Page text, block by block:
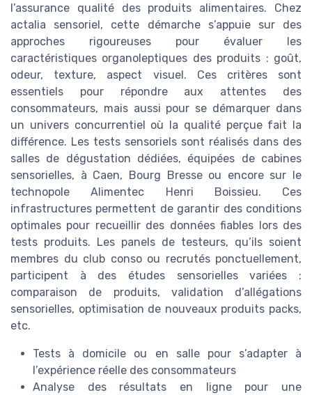
l’assurance qualité des produits alimentaires. Chez
actalia sensoriel, cette démarche s’appuie sur des
approches rigoureuses pour évaluer les
caractéristiques organoleptiques des produits : goût,
odeur, texture, aspect visuel. Ces critères sont
essentiels pour répondre aux attentes des
consommateurs, mais aussi pour se démarquer dans
un univers concurrentiel où la qualité perçue fait la
différence. Les tests sensoriels sont réalisés dans des
salles de dégustation dédiées, équipées de cabines
sensorielles, à Caen, Bourg Bresse ou encore sur le
technopole Alimentec Henri Boissieu. Ces
infrastructures permettent de garantir des conditions
optimales pour recueillir des données fiables lors des
tests produits. Les panels de testeurs, qu’ils soient
membres du club conso ou recrutés ponctuellement,
participent à des études sensorielles variées :
comparaison de produits, validation d’allégations
sensorielles, optimisation de nouveaux produits packs,
etc.
Tests à domicile ou en salle pour s’adapter à
l’expérience réelle des consommateurs
Analyse des résultats en ligne pour une